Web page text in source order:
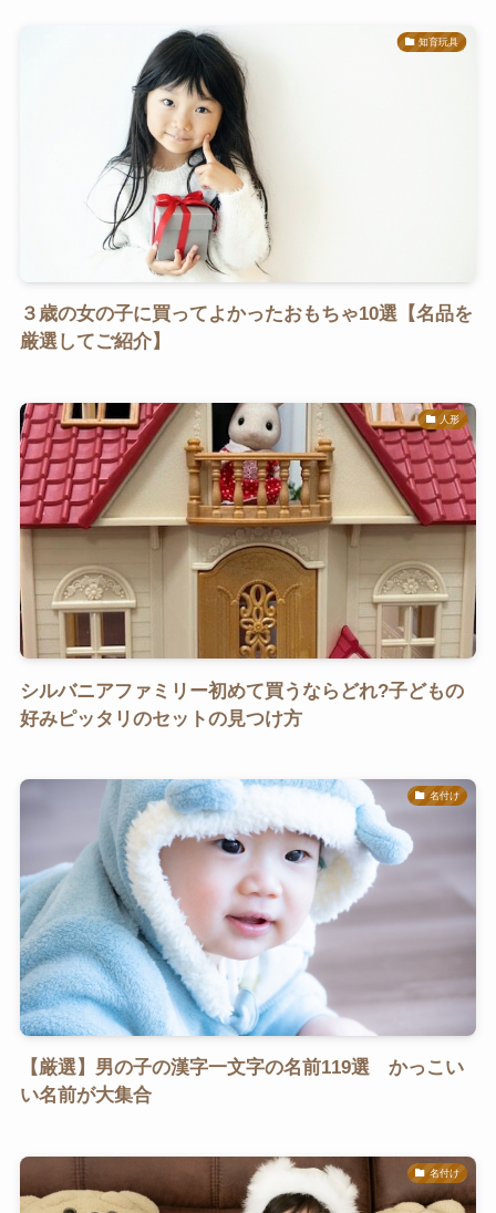
知育玩具
３歳の女の子に買ってよかったおもちゃ10選【名品を
厳選してご紹介】
人形
シルバニアファミリー初めて買うならどれ?子どもの
好みピッタリのセットの見つけ方
名付け
【厳選】男の子の漢字一文字の名前119選 かっこい
い名前が大集合
名付け